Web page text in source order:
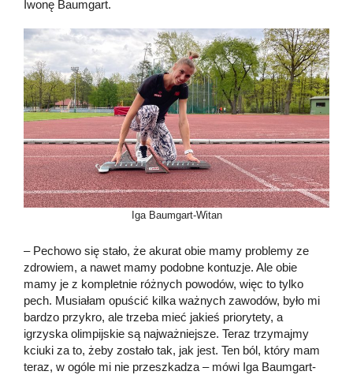
Iwonę Baumgart.
Iga Baumgart-Witan
– Pechowo się stało, że akurat obie mamy problemy ze
zdrowiem, a nawet mamy podobne kontuzje. Ale obie
mamy je z kompletnie różnych powodów, więc to tylko
pech. Musiałam opuścić kilka ważnych zawodów, było mi
bardzo przykro, ale trzeba mieć jakieś priorytety, a
igrzyska olimpijskie są najważniejsze. Teraz trzymajmy
kciuki za to, żeby zostało tak, jak jest. Ten ból, który mam
teraz, w ogóle mi nie przeszkadza – mówi Iga Baumgart-